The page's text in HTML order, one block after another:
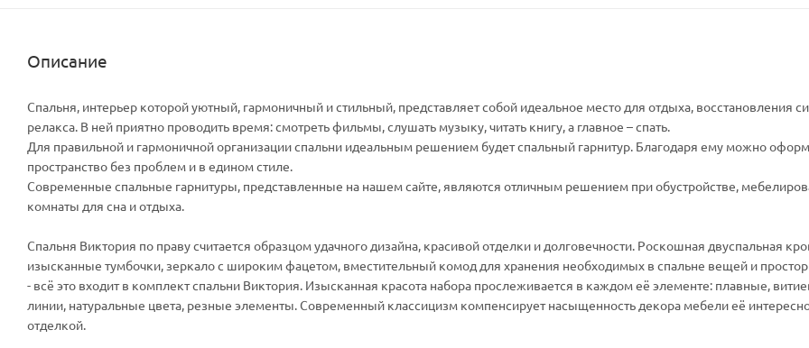
Описание
Спальня, интерьер которой уютный, гармоничный и стильный, представляет собой идеальное место для отдыха, восстановления
релакса. В ней приятно проводить время: смотреть фильмы, слушать музыку, читать книгу, а главное – спать.
Для правильной и гармоничной организации спальни идеальным решением будет спальный гарнитур. Благодаря ему можно
пространство без проблем и в едином стиле.
Современные спальные гарнитуры, представленные на нашем сайте, являются отличным решением при обустройстве,
комнаты для сна и отдыха.
Спальня Виктория по праву считается образцом удачного дизайна, красивой отделки и долговечности. Роскошная двуспальная
изысканные тумбочки, зеркало с широким фацетом, вместительный комод для хранения необходимых в спальне вещей и
- всё это входит в комплект спальни Виктория. Изысканная красота набора прослеживается в каждом её элементе: плавные,
линии, натуральные цвета, резные элементы. Современный классицизм компенсирует насыщенность декора мебели её
отделкой.